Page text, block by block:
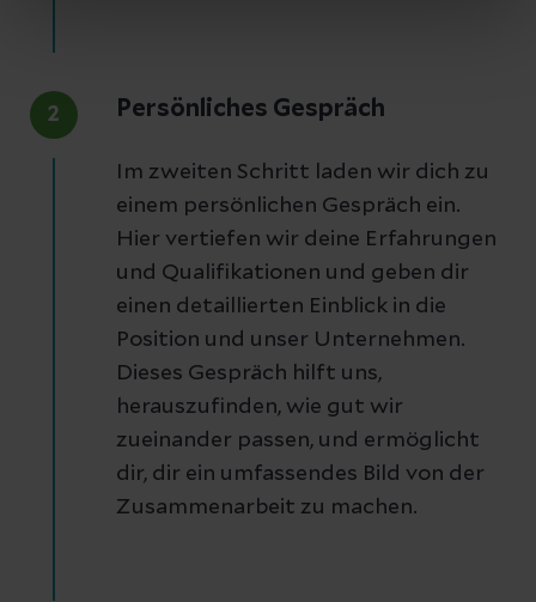
2 Persönliches Gespräch
Im zweiten Schritt laden wir dich zu
einem persönlichen Gespräch ein.
Hier vertiefen wir deine Erfahrungen
und Qualifikationen und geben dir
einen detaillierten Einblick in die
Position und unser Unternehmen.
Dieses Gespräch hilft uns,
herauszufinden, wie gut wir
zueinander passen, und ermöglicht
dir, dir ein umfassendes Bild von der
Zusammenarbeit zu machen.